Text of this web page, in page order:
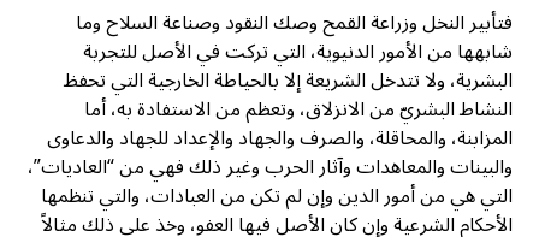
فتأبير النخل وزراعة القمح وصك النقود وصناعة السلاح وما
شابهها من الأمور الدنيوية، التي تركت في الأصل للتجربة
البشرية، ولا تتدخل الشريعة إلا بالحياطة الخارجية التي تحفظ
النشاط البشريّ من الانزلاق، وتعظم من الاستفادة به، أما
المزابنة، والمحاقلة، والصرف والجهاد والإعداد للجهاد والدعاوى
والبينات والمعاهدات وآثار الحرب وغير ذلك فهي من “العاديات”،
التي هي من أمور الدين وإن لم تكن من العبادات، والتي تنظمها
الأحكام الشرعية وإن كان الأصل فيها العفو، وخذ على ذلك مثالاً